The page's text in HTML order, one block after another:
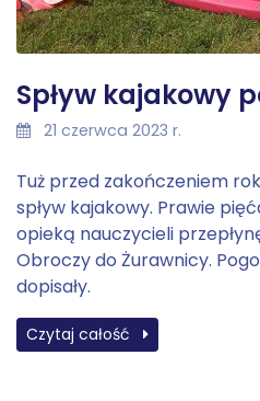
Spływ kajakowy
21 czerwca 2023 r.
Tuż przed zakończeniem
spływ kajakowy. Prawie
opieką nauczycieli
Obroczy do Żurawnicy.
dopisały.
Czytaj całość